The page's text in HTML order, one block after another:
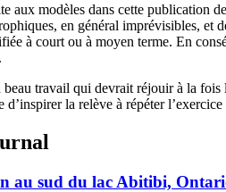
aux modèles dans cette publication
en général imprévisibles,
à court ou à moyen terme. En
travail qui devrait réjouir à la
la relève à répéter
au sud du lac Abitibi,